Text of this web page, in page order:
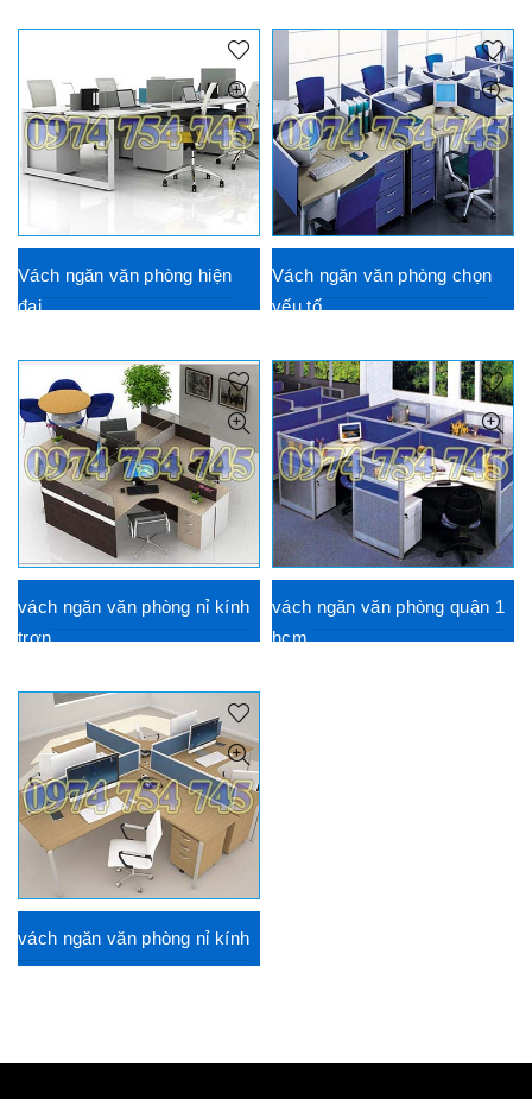
Vách ngăn văn phòng hiện
đại
Vách ngăn văn phòng chọn
yếu tố
vách ngăn văn phòng nỉ kính
trơn
vách ngăn văn phòng quận 1
hcm
vách ngăn văn phòng nỉ kính